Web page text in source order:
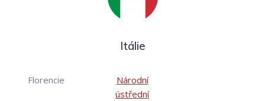
Itálie
Florencie
Národní
ústřední